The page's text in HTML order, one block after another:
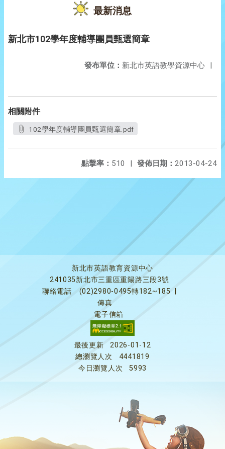
最新消息
新北市102學年度輔導團員甄選簡章
發布單位： 新北市英語教學資源中心 |
相關附件
102學年度輔導團員甄選簡章.pdf
發佈日期： 2013-04-24
點擊率： 510 |
新北市英語教育資源中心
241035新北市三重區重陽路三段3號
聯絡電話
(02)2980-0495轉182~185
傳真
電子信箱
最後更新
2026-01-12
總瀏覽人次
4441819
今日瀏覽人次
5993